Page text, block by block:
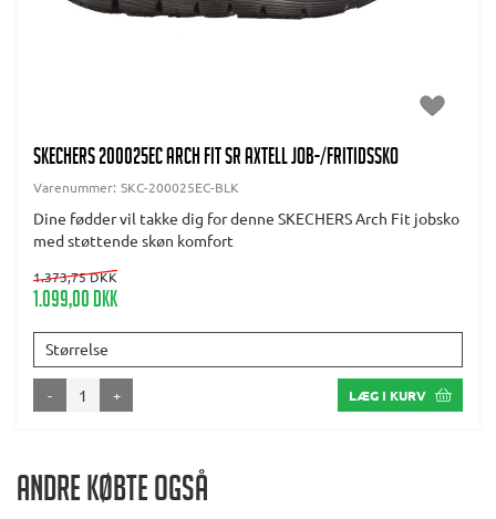
SKECHERS 200025EC ARCH FIT SR AXTELL JOB-/FRITIDSSKO
Varenummer: SKC-200025EC-BLK
Dine fødder vil takke dig for denne SKECHERS Arch Fit jobsko
med støttende skøn komfort
1.373,75 DKK
1.099,00 DKK
Størrelse
- + LÆG I KURV
Andre købte også